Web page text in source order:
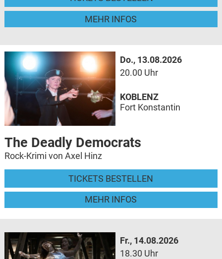
MEHR INFOS
Do., 13.08.2026
20.00 Uhr
The Deadly Democrats
Rock-Krimi von Axel Hinz
TICKETS BESTELLEN
MEHR INFOS
KOBLENZ
Fort Konstantin
Fr., 14.08.2026
18.30 Uhr